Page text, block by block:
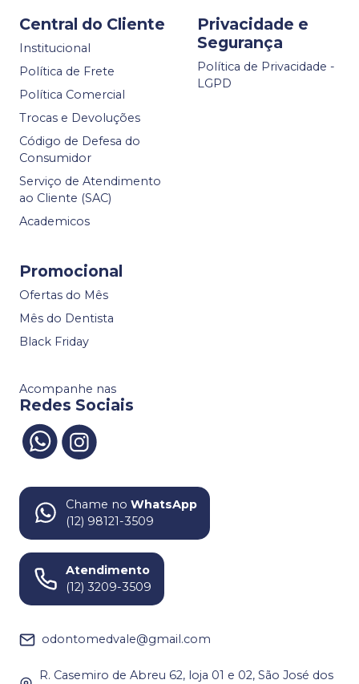
Central do Cliente
Institucional
Política de Frete
Política Comercial
Trocas e Devoluções
Código de Defesa do
Consumidor
Serviço de Atendimento
ao Cliente (SAC)
Academicos
Privacidade e
Segurança
Política de Privacidade -
LGPD
Promocional
Ofertas do Mês
Mês do Dentista
Black Friday
Acompanhe nas
Redes Sociais
Chame no WhatsApp
(12) 98121-3509
Atendimento
(12) 3209-3509
odontomedvale@gmail.com
R. Casemiro de Abreu 62, loja 01 e 02, São José dos